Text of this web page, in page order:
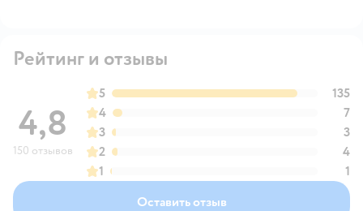
Рейтинг и отзывы
4,8
150 отзывов
5
135
4
7
3
3
2
4
1
1
Оставить отзыв